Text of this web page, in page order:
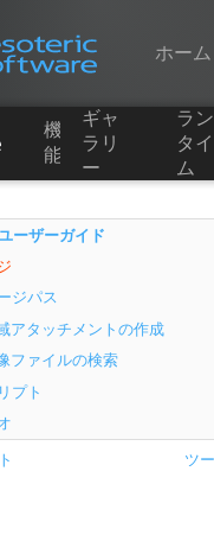
ホーム
機
能
ギャ
ラリ
ー
ラン
タイ
ム
ーザーガイド
ジパス
アタッチメントの作成
ファイルの検索
プト
ツ